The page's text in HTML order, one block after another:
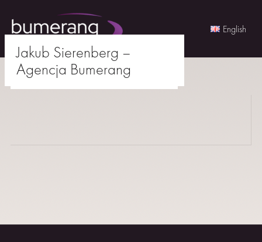
AKTORKI
WSPÓŁPRACA
English
content
agencjabumerang@gmail.com
Jakub Sierenberg –
Agencja Bumerang